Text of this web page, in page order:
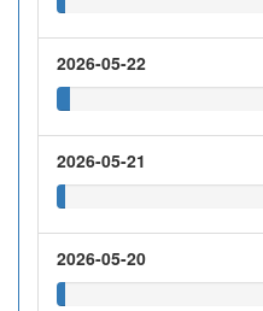
2026-05-22
2026-05-21
2026-05-20